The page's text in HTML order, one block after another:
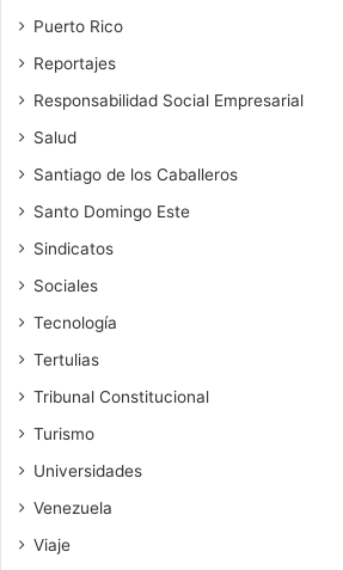
Puerto Rico
Reportajes
Responsabilidad Social Empresarial
Salud
Santiago de los Caballeros
Santo Domingo Este
Sindicatos
Sociales
Tecnología
Tertulias
Tribunal Constitucional
Turismo
Universidades
Venezuela
Viaje